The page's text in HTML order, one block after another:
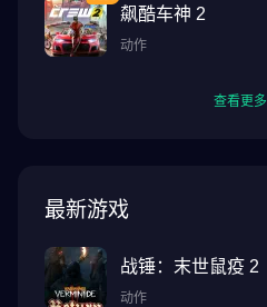
飙酷车神 2
动作
查看更多
最新游戏
战锤：末世鼠疫 2
动作